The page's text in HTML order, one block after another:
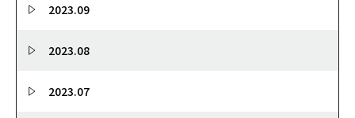
2023.09
2023.08
2023.07